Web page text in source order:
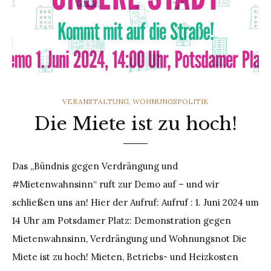
CATEGORIES
VERANSTALTUNG WOHNUNGSPOLITIK
Die Miete ist zu hoch!
Das „Bündnis gegen Verdrängung und
#Mietenwahnsinn“ ruft zur Demo auf – und wir
schließen uns an! Hier der Aufruf: Aufruf : 1. Juni 2024 um
14 Uhr am Potsdamer Platz: Demonstration gegen
Mietenwahnsinn, Verdrängung und Wohnungsnot Die
Miete ist zu hoch! Mieten, Betriebs- und Heizkosten